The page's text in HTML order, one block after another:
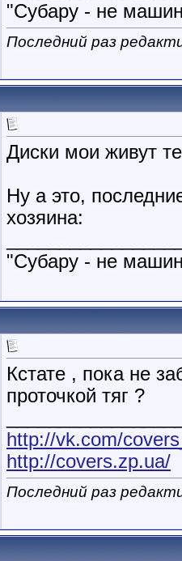
"Субару - не
Последний раз
Диски мои живут
Ну а это,
хозяина:
"Субару - не
Кстате , пока не
проточкой тяг ?
http://vk.com/
http://covers.zp.ua/
Последний раз